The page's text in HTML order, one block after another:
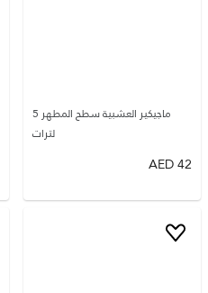
ماجيكير العشبية سطح المطهر 5
لترات
42
AED